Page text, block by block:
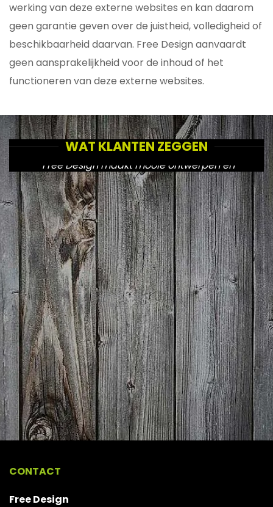
werking van deze externe websites en kan daarom
geen garantie geven over de juistheid, volledigheid of
beschikbaarheid daarvan. Free Design aanvaardt
geen aansprakelijkheid voor de inhoud of het
functioneren van deze externe websites.
WAT KLANTEN ZEGGEN
"Free Design maakt mooie ontwerpen en
zorgt voor een goede doorvoering naar de
diverse uitingen."
CONTACT
Free Design